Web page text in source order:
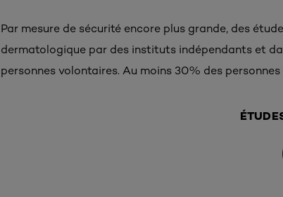
Par mesure de sécurité encore plus grande, des
dermatologique par des instituts indépendants et
personnes volontaires. Au moins 30% des